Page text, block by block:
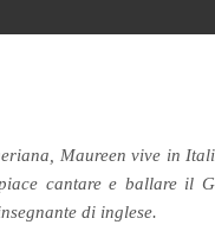
Maureen vive in
cantare e ballare il
di inglese.